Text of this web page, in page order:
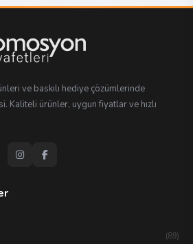
ve baskılı hediye çözümlerinde
Kaliteli ürünler, uygun fiyatlar ve hızlı
(89)